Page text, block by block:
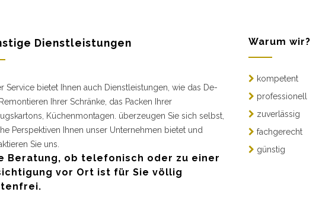
Dienstleistungen
Service bietet Ihnen auch Dienstleistungen, wie das De-
Ihrer Schränke, das Packen Ihrer
Küchenmontagen. überzeugen Sie sich selbst,
Perspektiven Ihnen unser Unternehmen bietet und
Sie uns.
Beratung, ob telefonisch oder zu einer
vor Ort ist für Sie völlig
Warum wir?
kompetent
professionell
zuverlässig
fachgerecht
günstig